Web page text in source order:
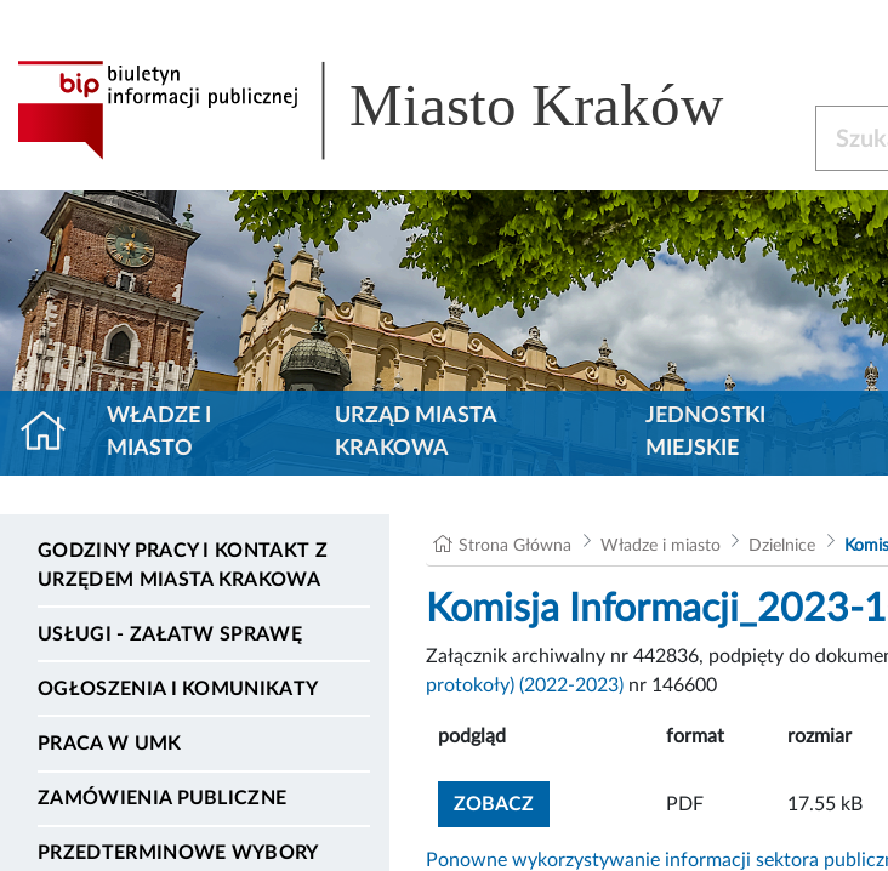
Miasto Kraków
WŁADZE I
MIASTO
URZĄD MIASTA
KRAKOWA
JEDNOSTKI
MIEJSKIE
GODZINY PRACY I KONTAKT Z
URZĘDEM MIASTA KRAKOWA
USŁUGI - ZAŁATW SPRAWĘ
OGŁOSZENIA I KOMUNIKATY
PRACA W UMK
ZAMÓWIENIA PUBLICZNE
PRZEDTERMINOWE WYBORY
Strona Główna Władze i miasto Dzielnice
Komisja Informacji_2023-
Załącznik archiwalny nr 442836, podpięty do
protokoły) (2022-2023) nr 146600
podgląd format rozmiar
ZOBACZZOBACZ ZAŁĄCZNIK
PDF 17.55 kB
Ponowne wykorzystywanie informacji sektora